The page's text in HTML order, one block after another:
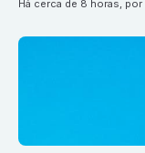
há cerca de 8 horas, por